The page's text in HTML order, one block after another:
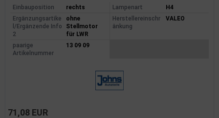
Einbauposition rechts Lampenart
H4
Ergänzungsartike
l/Ergänzende Info
2
ohne
Stellmotor
für LWR
Herstellereinschr
änkung
VALEO
paarige
Artikelnummer
13 09 09
71,08 EUR